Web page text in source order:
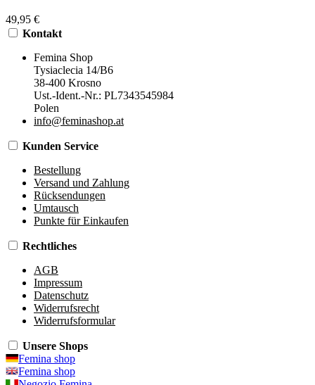
49,95 €
Kontakt
Femina Shop
Tysiaclecia 14/B6
38-400 Krosno
Ust.-Ident.-Nr.: PL7343545984
Polen
info@feminashop.at
Kunden Service
Bestellung
Versand und Zahlung
Rücksendungen
Umtausch
Punkte für Einkaufen
Rechtliches
AGB
Impressum
Datenschutz
Widerrufsrecht
Widerrufsformular
Unsere Shops
Femina shop
Femina shop